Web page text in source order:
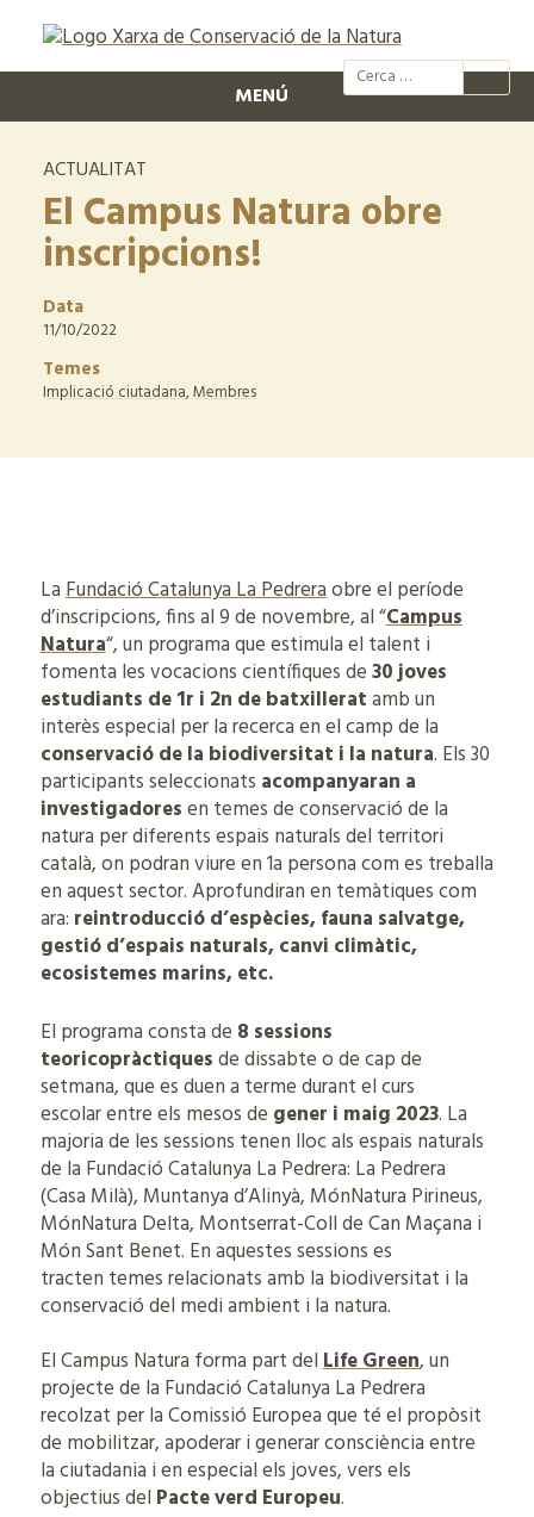
@xcn.cat
MENÚ
ACTUALITAT
El Campus Natura obre
inscripcions!
Data
11/10/2022
Temes
Implicació ciutadana,Membres
LaFundació Catalunya La Pedreraobre el període
d’inscripcions, fins al 9 de novembre, al “Campus
Natura“, un programa que estimula el talent i
fomenta les vocacions científiques de30 joves
estudiants de 1r i 2n de batxilleratamb un
interès especial per la recerca en el camp de la
conservació de la biodiversitat i la natura. Els 30
participants seleccionats acompanyaran a
investigadoresen temes de conservació de la
natura per diferents espais naturals del territori
català, on podran viure en 1a persona com es treballa
en aquest sector. Aprofundiran en temàtiques com
ara: reintroducció d’espècies, fauna salvatge,
gestió d’espais naturals, canvi climàtic,
ecosistemes marins, etc.
El programa consta de 8 sessions
teoricopràctiquesde dissabte o de cap de
setmana, que es duen a terme durant el curs
escolar entre els mesos de gener i maig 2023. La
majoria de les sessions tenen lloc als espais naturals
de la Fundació Catalunya La Pedrera: La Pedrera
(Casa Milà), Muntanya d’Alinyà, MónNatura Pirineus,
MónNatura Delta, Montserrat-Coll de Can Maçana i
Món Sant Benet. En aquestes sessions es
tracten temes relacionats amb la biodiversitat i la
conservació del medi ambient i la natura.
El Campus Natura forma part delLife Green, un
projecte de la Fundació Catalunya La Pedrera
recolzat per la Comissió Europea que té el propòsit
de mobilitzar, apoderar i generar consciència entre
la ciutadania i en especial els joves, vers els
objectius del Pacte verd Europeu.